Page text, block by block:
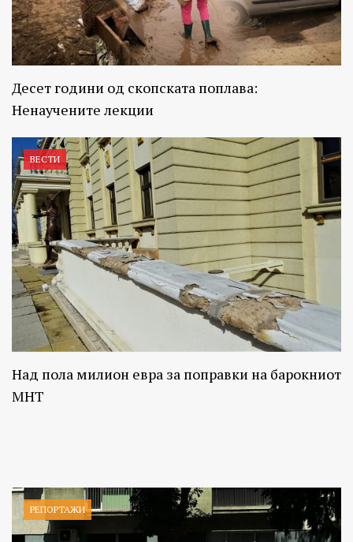
Десет години од скопската поплава:
Ненаучените лекции
ВЕСТИ
Над пола милион евра за поправки на барокниот
МНТ
РЕПОРТАЖИ